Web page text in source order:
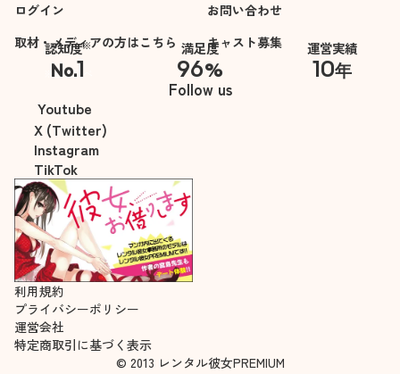
ログイン
お問い合わせ
取材・メディアの方はこちら
キャスト募集
認知度※
No.1
※自社調べ
満足度
96%
運営実績
10年
Follow us
Youtube
X (Twitter)
Instagram
TikTok
利用規約
プライバシーポリシー
運営会社
特定商取引に基づく表示
© 2013 レンタル彼女PREMIUM